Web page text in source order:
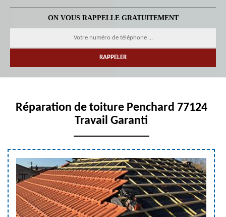
ON VOUS RAPPELLE GRATUITEMENT
Réparation de toiture Penchard 77124
Travail Garanti